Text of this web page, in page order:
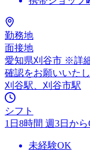
勤務地
面接地
愛知県刈谷市 ※詳
確認をお願いいたし
刈谷駅、刈谷市駅
シフト
1日8時間 週3日か
未経験OK